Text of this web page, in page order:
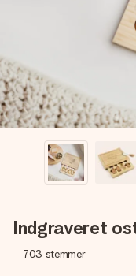
billede af dig eller
Intet besvær men
Indgraveret
703 stemmer